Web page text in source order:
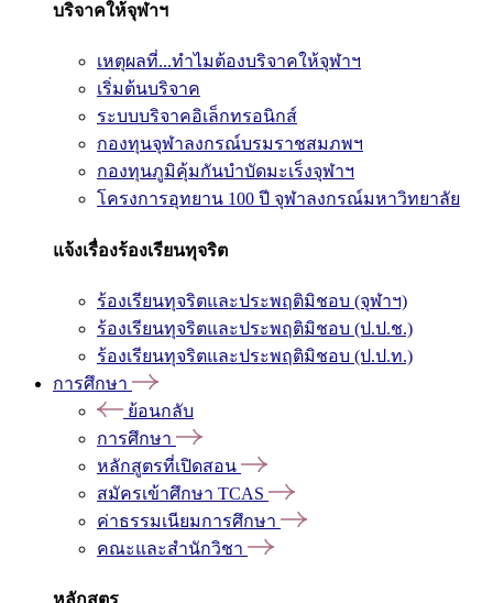
บริจาคให้จุฬาฯ
เหตุผลที่...ทำไมต้องบริจาคให้จุฬาฯ
เริ่มต้นบริจาค
ระบบบริจาคอิเล็กทรอนิกส์
กองทุนจุฬาลงกรณ์บรมราชสมภพฯ
กองทุนภูมิคุ้มกันบำบัดมะเร็งจุฬาฯ
โครงการอุทยาน 100 ปี จุฬาลงกรณ์มหาวิทยาลัย
แจ้งเรื่องร้องเรียนทุจริต
ร้องเรียนทุจริตและประพฤติมิชอบ (จุฬาฯ)
ร้องเรียนทุจริตและประพฤติมิชอบ (ป.ป.ช.)
ร้องเรียนทุจริตและประพฤติมิชอบ (ป.ป.ท.)
การศึกษา
ย้อนกลับ
การศึกษา
หลักสูตรที่เปิดสอน
สมัครเข้าศึกษา TCAS
ค่าธรรมเนียมการศึกษา
คณะและสำนักวิชา